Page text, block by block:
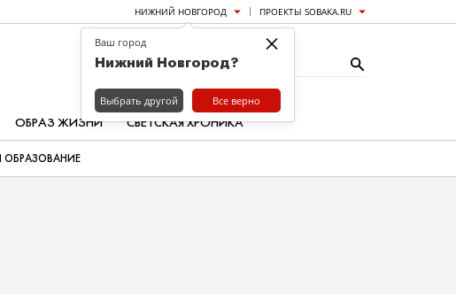
НИЖНИЙ НОВГОРОД ПРОЕКТЫ SOBAKA.RU
ОБРАЗ ЖИЗНИ СВЕТСКАЯ ХРОНИКА
ОБРАЗОВАНИЕ
×
Ваш город
Нижний Новгород?
Выбрать другой Все верно